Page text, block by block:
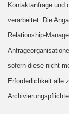
Kontaktanfrage und
verarbeitet. Die
Relationship-
sofern diese nicht
Erforderlichkeit alle